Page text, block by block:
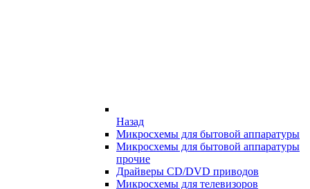
Назад
Микросхемы для бытовой аппаратуры
Микросхемы для бытовой аппаратуры
прочие
Драйверы CD/DVD приводов
Микросхемы для телевизоров